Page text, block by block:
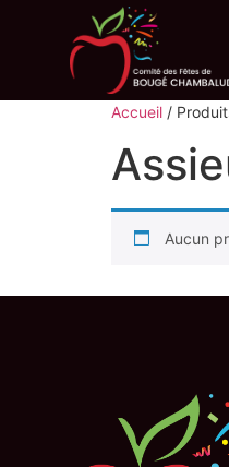
Accueil /
Aucun